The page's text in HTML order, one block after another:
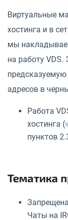
Виртуальные
хостинга и в
мы
на работу
предсказуемую
адресов в
Работа
хостинга (
пунктов
Тематика
Чаты на